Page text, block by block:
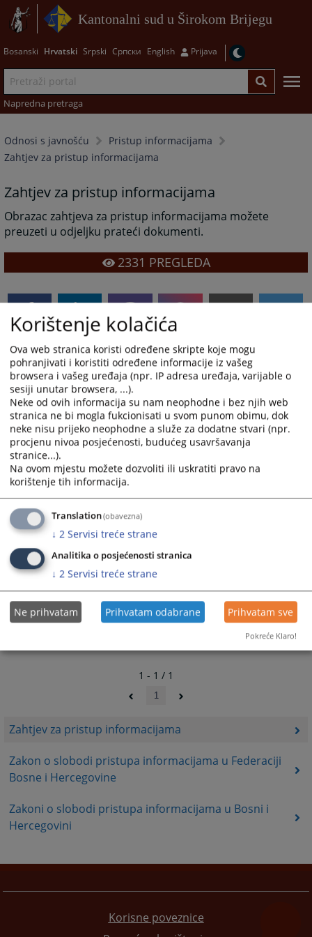
Kantonalni sud u Širokom Brijegu
Bosanski Hrvatski Srpski Српски English Prijava
Napredna pretraga
Odnosi s javnošću
Pristup informacijama
Zahtjev za pristup informacijama
Zahtjev za pristup informacijama
Zakon o slobodi pristupa informacijama u Federaciji
Bosne i Hercegovine
Zakoni o slobodi pristupa informacijama u Bosni i
Hercegovini
Zahtjev za pristup informacijama
Obrazac zahtjeva za pristup informacijama možete
preuzeti u odjeljku prateći dokumenti.
2331 PREGLEDA
Prateći dokumenti
Zahtjev za pristup informacijama -Obrazac ZPI-1
1 - 1 / 1
1
Korisne poveznice
Korištenje kolačića
Ova web stranica koristi određene skripte koje mogu
pohranjivati i koristiti određene informacije iz vašeg
browsera i vašeg uređaja (npr. IP adresa uređaja, varijable o
sesiji unutar browsera, ...).
Neke od ovih informacija su nam neophodne i bez njih web
stranica ne bi mogla fukcionisati u svom punom obimu, dok
neke nisu prijeko neophodne a služe za dodatne stvari (npr.
procjenu nivoa posjećenosti, budućeg usavršavanja
stranice...).
Na ovom mjestu možete dozvoliti ili uskratiti pravo na
korištenje tih informacija.
Translation(obavezna)
↓ 2 Servisi treće strane
Analitika o posjećenosti stranica
↓ 2 Servisi treće strane
Ne prihvatam Prihvatam odabrane Prihvatam sve
Pokreće Klaro!